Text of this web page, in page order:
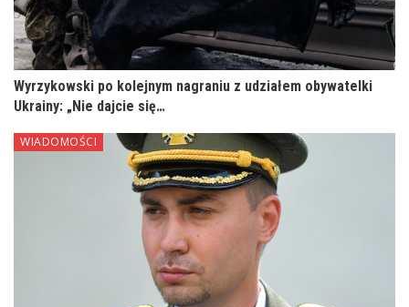
Wyrzykowski po kolejnym nagraniu z udziałem obywatelki
Ukrainy: „Nie dajcie się…
WIADOMOŚCI